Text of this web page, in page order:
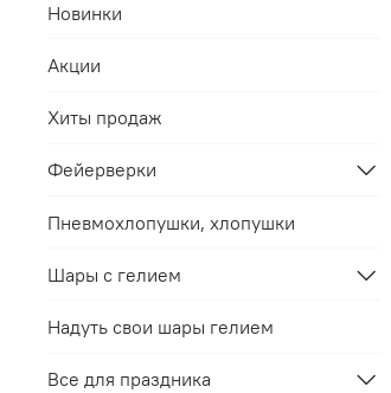
Новинки
Акции
Хиты продаж
Фейерверки
Пневмохлопушки, хлопушки
Шары с гелием
Надуть свои шары гелием
Все для праздника